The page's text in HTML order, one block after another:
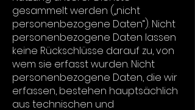
gesammelt werden („nicht
personenbezogene Daten“). Nicht
personenbezogene Daten lassen
keine Rückschlüsse darauf zu, von
wem sie erfasst wurden. Nicht
personenbezogene Daten, die wir
erfassen, bestehen hauptsächlich
aus technischen und